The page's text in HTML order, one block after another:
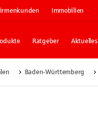
Immobilien
Ratgeber Aktuelles
Baden-Württemberg